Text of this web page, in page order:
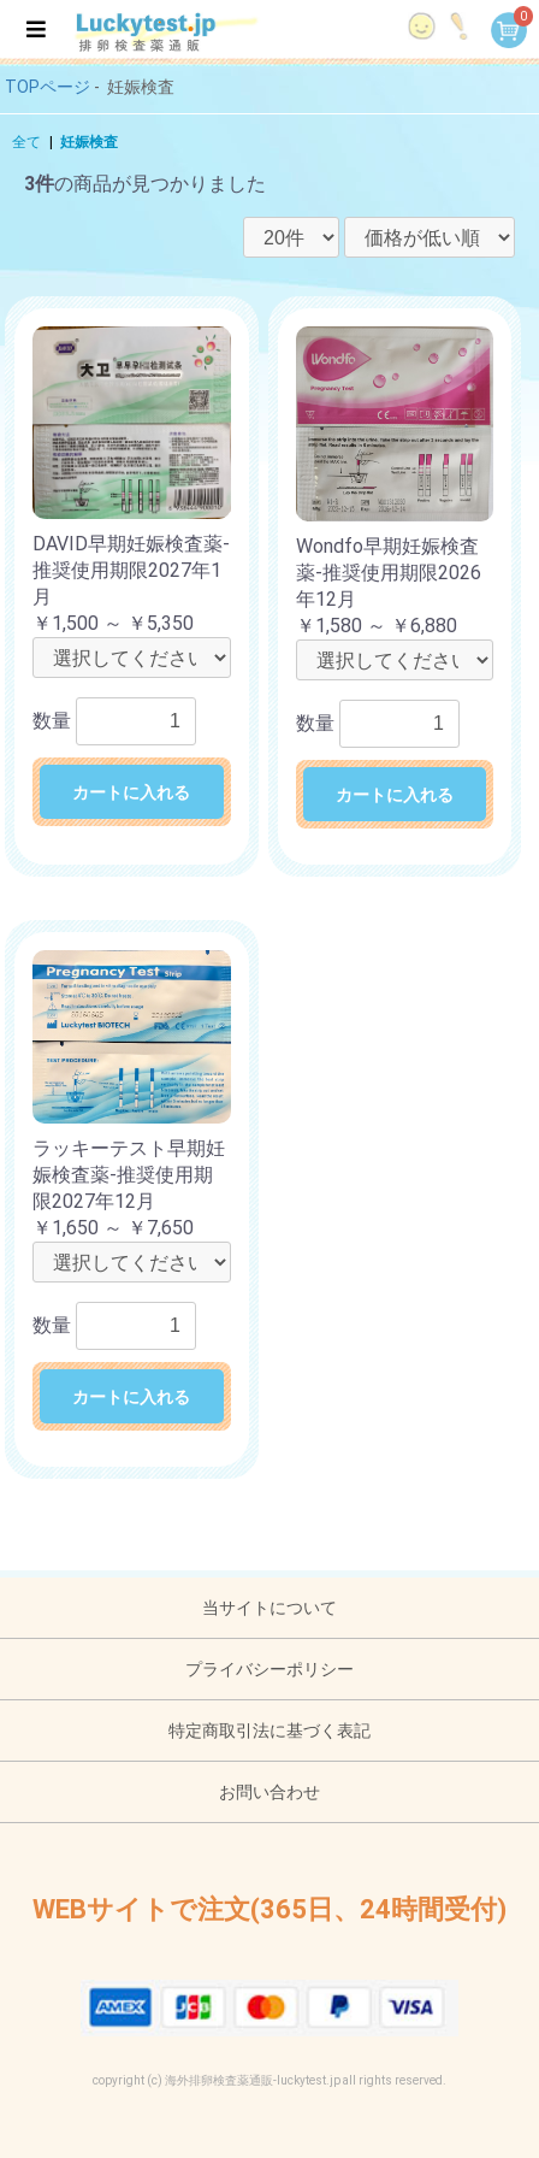
0
TOPページ - 妊娠検査
全て 妊娠検査
3件の商品が見つかりました
DAVID早期妊娠検査薬-
推奨使用期限2027年1
月
￥1,500 ～ ￥5,350
数量
カートに入れる
Wondfo早期妊娠検査
薬-推奨使用期限2026
年12月
￥1,580 ～ ￥6,880
数量
カートに入れる
ラッキーテスト早期妊
娠検査薬-推奨使用期
限2027年12月
￥1,650 ～ ￥7,650
数量
カートに入れる
当サイトについて
プライバシーポリシー
特定商取引法に基づく表記
お問い合わせ
WEBサイトで注文(365日、24時間受付)
copyright (c) 海外排卵検査薬通販-luckytest.jp all rights reserved.